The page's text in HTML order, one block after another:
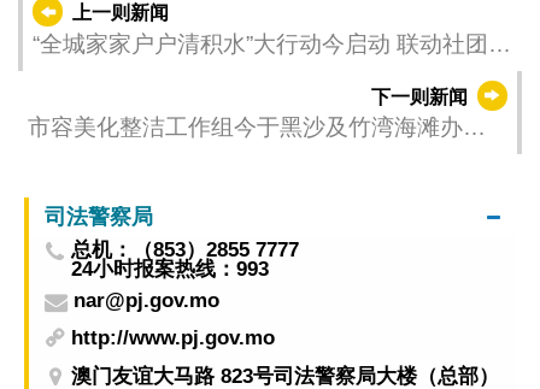
上一则新闻
“全城家家户户清积水”大行动今启动 联动社团提
下一则新闻
市容美化整洁工作组今于黑沙及竹湾海滩办清
司法警察局
总机：（853）2855 7777
24小时报案热线：993
nar@pj.gov.mo
http://www.pj.gov.mo
澳门友谊大马路 823号司法警察局大楼（总部）